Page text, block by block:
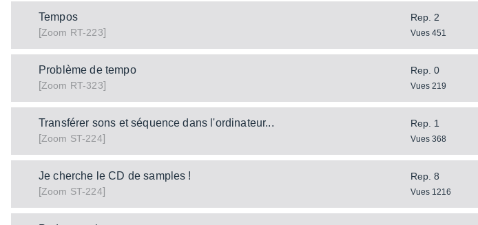
Tempos
[Zoom RT-223]
Rep. 2
Vues 451
Problème de tempo
[Zoom RT-323]
Rep. 0
Vues 219
Transférer sons et séquence dans l'ordinateur...
[Zoom ST-224]
Rep. 1
Vues 368
Je cherche le CD de samples !
[Zoom ST-224]
Rep. 8
Vues 1216